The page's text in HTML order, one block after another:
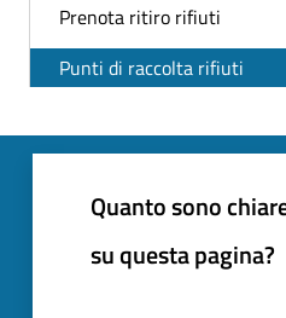
Prenota ritiro rifiuti
Punti di raccolta rifiuti
Quanto sono
su questa pagina?